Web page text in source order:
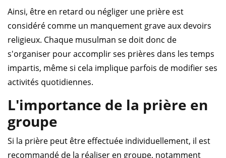
Ainsi, être en retard ou négliger une prière est
considéré comme un manquement grave aux devoirs
religieux. Chaque musulman se doit donc de
s'organiser pour accomplir ses prières dans les temps
impartis, même si cela implique parfois de modifier ses
activités quotidiennes.
L'importance de la prière en
groupe
Si la prière peut être effectuée individuellement, il est
recommandé de la réaliser en groupe, notamment